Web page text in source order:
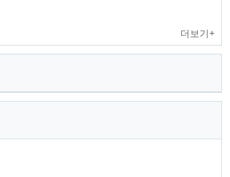
더보기+